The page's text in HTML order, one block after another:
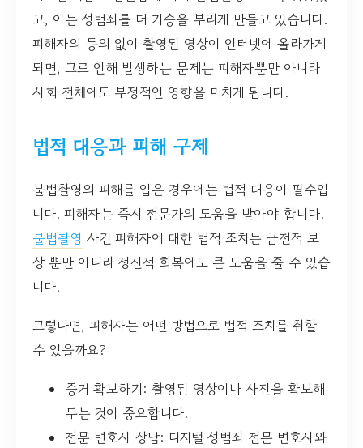
고, 이는 성범죄를 더 기승을 부리게 만들고 있습니다.
피해자의 동의 없이 촬영된 영상이 인터넷에 올라가게
되면, 그로 인해 발생하는 문제는 피해자뿐만 아니라
사회 전체에도 부정적인 영향을 미치게 됩니다.
법적 대응과 피해 구제
불법촬영의 피해를 입은 경우에는 법적 대응이 필수입
니다. 피해자는 즉시 전문가의 도움을 받아야 합니다.
불법촬영 사건 피해자에 대한 법적 조치는 금전적 보
상 뿐만 아니라 정신적 회복에도 큰 도움을 줄 수 있습
니다.
그렇다면, 피해자는 어떤 방법으로 법적 조치를 취할
수 있을까요?
증거 확보하기: 촬영된 영상이나 사진을 확보해
두는 것이 중요합니다.
전문 변호사 상담: 디지털 성범죄 전문 변호사와